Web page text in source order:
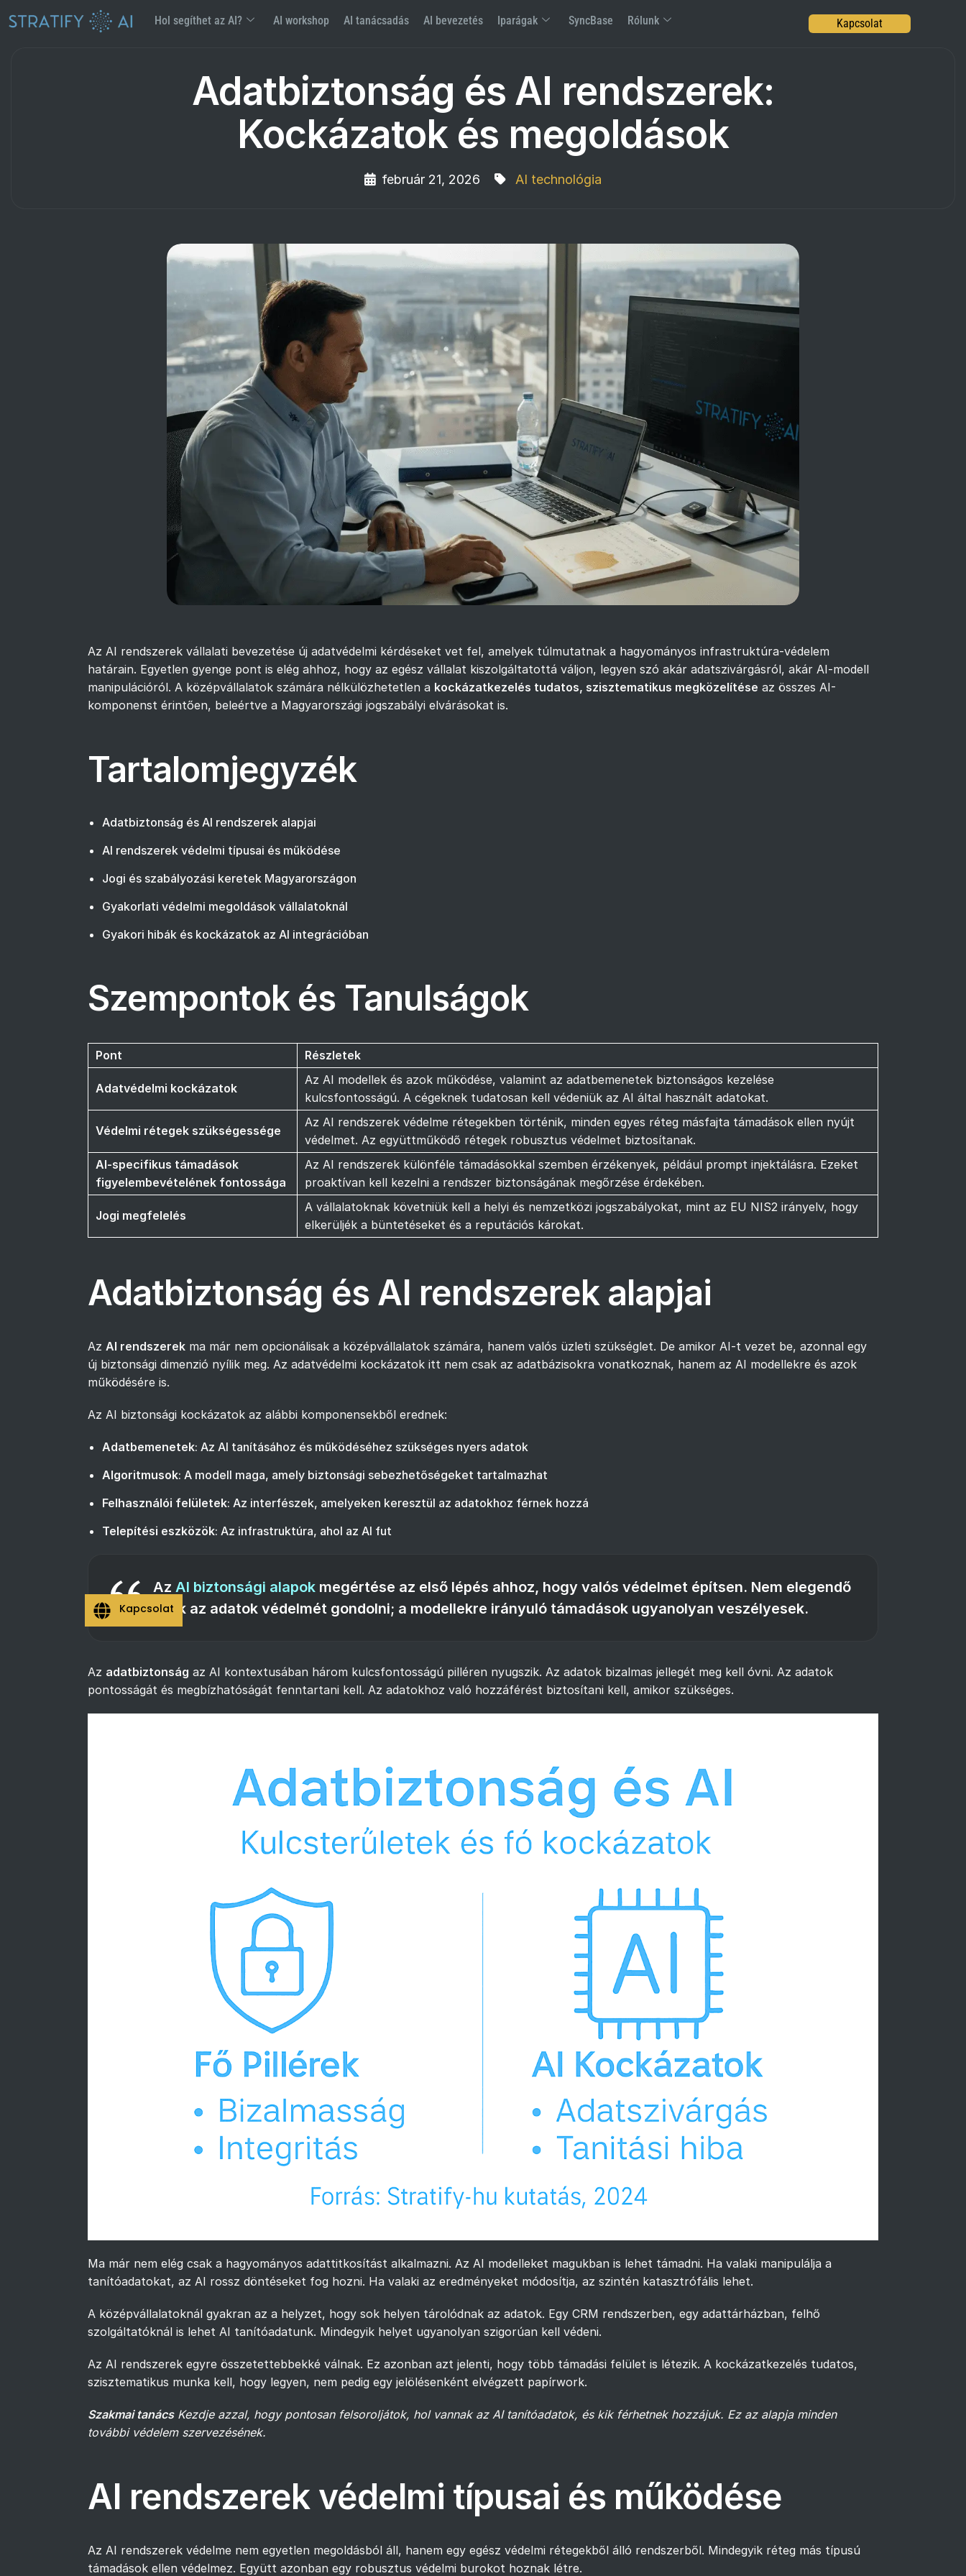
Hol segíthet az AI? AI workshop AI tanácsadás AI bevezetés Iparágak SyncBase Rólunk Kapcsolat
Adatbiztonság és AI rendszerek:
Kockázatok és megoldások
február 21, 2026 AI technológia
Az AI rendszerek vállalati bevezetése új adatvédelmi kérdéseket vet fel, amelyek túlmutatnak a hagyományos infrastruktúra-védelem
határain. Egyetlen gyenge pont is elég ahhoz, hogy az egész vállalat kiszolgáltatottá váljon, legyen szó akár adatszivárgásról, akár AI-modell
manipulációról. A középvállalatok számára nélkülözhetetlen a kockázatkezelés tudatos, szisztematikus megközelítése az összes AI-
komponenst érintően, beleértve a Magyarországi jogszabályi elvárásokat is.
Tartalomjegyzék
Adatbiztonság és AI rendszerek alapjai
AI rendszerek védelmi típusai és működése
Jogi és szabályozási keretek Magyarországon
Gyakorlati védelmi megoldások vállalatoknál
Gyakori hibák és kockázatok az AI integrációban
Szempontok és Tanulságok
Pont Részletek
Adatvédelmi kockázatok
Az AI modellek és azok működése, valamint az adatbemenetek biztonságos kezelése
kulcsfontosságú. A cégeknek tudatosan kell védeniük az AI által használt adatokat.
Védelmi rétegek szükségessége
Az AI rendszerek védelme rétegekben történik, minden egyes réteg másfajta támadások ellen nyújt
védelmet. Az együttműködő rétegek robusztus védelmet biztosítanak.
AI-specifikus támadások
figyelembevételének fontossága
Az AI rendszerek különféle támadásokkal szemben érzékenyek, például prompt injektálásra. Ezeket
proaktívan kell kezelni a rendszer biztonságának megőrzése érdekében.
Jogi megfelelés
A vállalatoknak követniük kell a helyi és nemzetközi jogszabályokat, mint az EU NIS2 irányelv, hogy
elkerüljék a büntetéseket és a reputációs károkat.
Adatbiztonság és AI rendszerek alapjai
Az AI rendszerek ma már nem opcionálisak a középvállalatok számára, hanem valós üzleti szükséglet. De amikor AI-t vezet be, azonnal egy
új biztonsági dimenzió nyílik meg. Az adatvédelmi kockázatok itt nem csak az adatbázisokra vonatkoznak, hanem az AI modellekre és azok
működésére is.
Az AI biztonsági kockázatok az alábbi komponensekből erednek:
Adatbemenetek: Az AI tanításához és működéséhez szükséges nyers adatok
Algoritmusok: A modell maga, amely biztonsági sebezhetőségeket tartalmazhat
Felhasználói felületek: Az interfészek, amelyeken keresztül az adatokhoz férnek hozzá
Telepítési eszközök: Az infrastruktúra, ahol az AI fut
Az AI biztonsági alapok megértése az első lépés ahhoz, hogy valós védelmet építsen. Nem elegendő
csak az adatok védelmét gondolni; a modellekre irányuló támadások ugyanolyan veszélyesek.
Az adatbiztonság az AI kontextusában három kulcsfontosságú pilléren nyugszik. Az adatok bizalmas jellegét meg kell óvni. Az adatok
pontosságát és megbízhatóságát fenntartani kell. Az adatokhoz való hozzáférést biztosítani kell, amikor szükséges.
Ma már nem elég csak a hagyományos adattitkosítást alkalmazni. Az AI modelleket magukban is lehet támadni. Ha valaki manipulálja a
tanítóadatokat, az AI rossz döntéseket fog hozni. Ha valaki az eredményeket módosítja, az szintén katasztrófális lehet.
A középvállalatoknál gyakran az a helyzet, hogy sok helyen tárolódnak az adatok. Egy CRM rendszerben, egy adattárházban, felhő
szolgáltatóknál is lehet AI tanítóadatunk. Mindegyik helyet ugyanolyan szigorúan kell védeni.
Az AI rendszerek egyre összetettebbekké válnak. Ez azonban azt jelenti, hogy több támadási felület is létezik. A kockázatkezelés tudatos,
szisztematikus munka kell, hogy legyen, nem pedig egy jelölésenként elvégzett papírwork.
Szakmai tanács Kezdje azzal, hogy pontosan felsoroljátok, hol vannak az AI tanítóadatok, és kik férhetnek hozzájuk. Ez az alapja minden
további védelem szervezésének.
AI rendszerek védelmi típusai és működése
Az AI rendszerek védelme nem egyetlen megoldásból áll, hanem egy egész védelmi rétegekből álló rendszerből. Mindegyik réteg más típusú
támadások ellen védelmez. Együtt azonban egy robusztus védelmi burokot hoznak létre.
Kapcsolat